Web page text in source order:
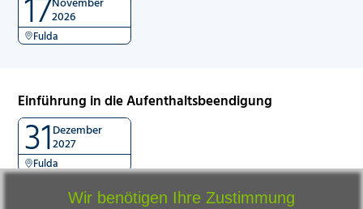
2026
Fulda
Einführung in die Aufenthaltsbeendigung
31Dezember
2027
Fulda
Wir benötigen Ihre Zustimmung